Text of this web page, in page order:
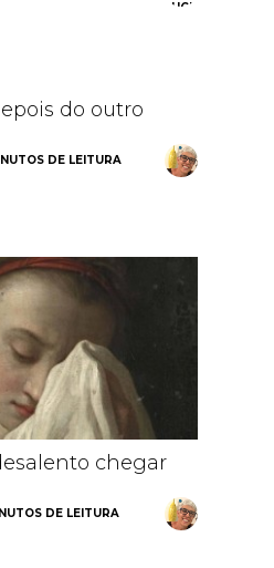
do outro
DE LEITURA
chegar
DE LEITURA